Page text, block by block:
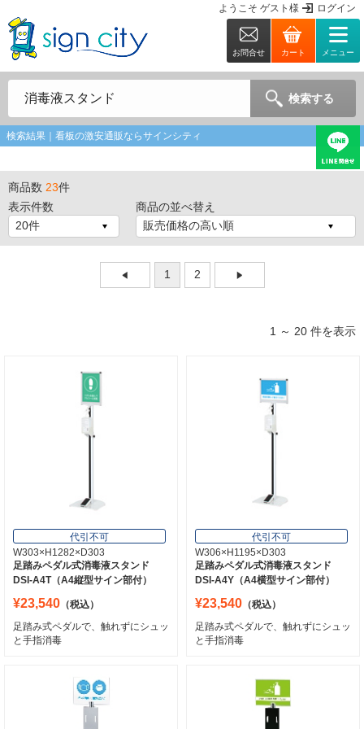
ようこそ ゲスト 様 ログイン
お問合せ カート メニュー
検索する
検索結果｜看板の激安通販ならサインシティ
商品数 23件
表示件数
商品の並べ替え
1 2
1 ～ 20 件を表示
代引不可
W303×H1282×D303
足踏みペダル式消毒液スタンド
DSI-A4T（A4縦型サイン部付）
¥23,540 （税込）
足踏み式ペダルで、触れずにシュッ
と手指消毒
代引不可
W306×H1195×D303
足踏みペダル式消毒液スタンド
DSI-A4Y（A4横型サイン部付）
¥23,540 （税込）
足踏み式ペダルで、触れずにシュッ
と手指消毒